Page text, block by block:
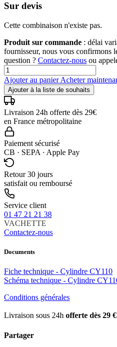
Sur devis
Cette combinaison n'existe pas.
Produit sur commande : délai
fournisseur, nous vous confirmons
question ? Contactez-nous ou
Ajouter au panierAcheter
Ajouter à la liste de souhaits
Livraison 24h offerte dès 29€
en France métropolitaine
Paiement sécurisé
CB · SEPA · Apple Pay
Retour 30 jours
satisfait ou remboursé
Service client
01 47 21 21 38
VACHETTE
Contactez-nous
Documents
Fiche technique - Cylindre CY110
Schéma technique - Cylindre
Conditions générales
Livraison sous 24h offerte dès 29 €
Partager